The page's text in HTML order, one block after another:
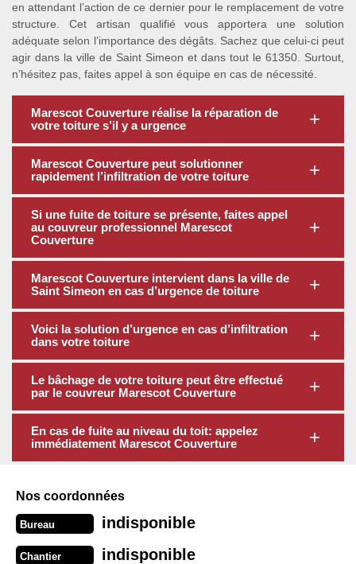
en attendant l’action de ce dernier pour le remplacement de votre
structure. Cet artisan qualifié vous apportera une solution
adéquate selon l’importance des dégâts. Sachez que celui-ci peut
agir dans la ville de Saint Simeon et dans tout le 61350. Surtout,
n’hésitez pas, faites appel à son équipe en cas de nécessité.
Marescot Couverture réalise la réparation de
votre toiture s’il y a urgence
Marescot Couverture peut solutionner
rapidement l’infiltration de votre toiture
Si une fuite de toiture se présente, faites appel
au couvreur professionnel Marescot
Couverture
Marescot Couverture intervient dans la ville de
Saint Simeon en cas d’urgence de toiture
Voici la solution d’urgence en cas d’infiltration
dans votre toiture
Le bâchage de votre toiture peut être effectué
par le couvreur Marescot Couverture
En cas de fuite au niveau du toit: appelez
immédiatement Marescot Couverture
Nos coordonnées
Bureau indisponible
Chantier indisponible